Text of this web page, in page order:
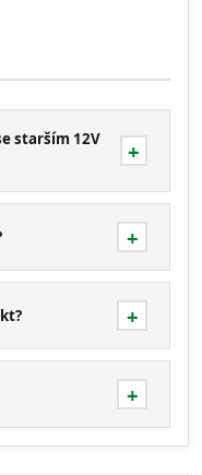
starším 12V